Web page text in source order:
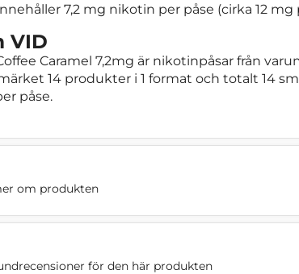
7,2 mg nikotin per påse (cirka 12
VID
Caramel 7,2mg är nikotinpåsar från
14 produkter i 1 format och totalt 14
påse.
om produkten
för den här produkten